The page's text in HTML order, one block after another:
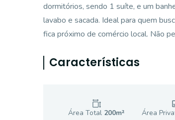
dormitórios, sendo 1 suíte, e um
lavabo e sacada. Ideal para quem
fica próximo de comércio local. Não
Características
Área Total 200m² Área